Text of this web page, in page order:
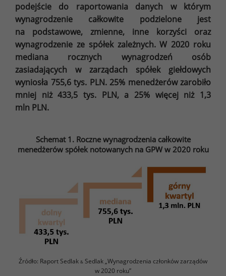
podejście do raportowania danych w którym
wynagrodzenie całkowite podzielone jest
na podstawowe, zmienne, inne korzyści oraz
wynagrodzenie ze spółek zależnych. W 2020 roku
mediana rocznych wynagrodzeń osób
zasiadających w zarządach spółek giełdowych
wyniosła 755,6 tys. PLN. 25% menedżerów zarobiło
mniej niż 433,5 tys. PLN, a 25% więcej niż 1,3
mln PLN.
Schemat 1. Roczne wynagrodzenia całkowite
menedżerów spółek notowanych na GPW w 2020 roku
Źródło: Raport Sedlak & Sedlak „Wynagrodzenia członków zarządów
w 2020 roku”